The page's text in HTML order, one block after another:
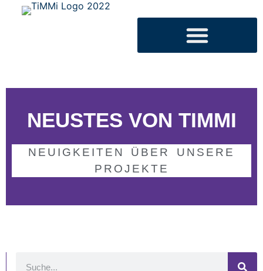
NEUSTES VON TIMMI
NEUIGKEITEN ÜBER UNSERE
PROJEKTE